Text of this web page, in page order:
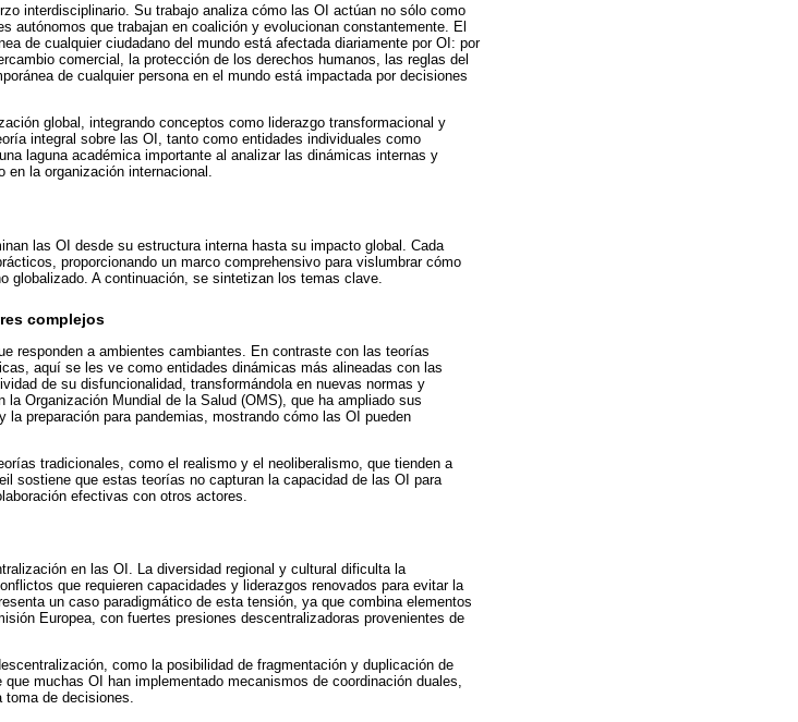
interdisciplinario. Su trabajo analiza cómo las OI actúan no sólo como
autónomos que trabajan en coalición y evolucionan constantemente. El
de cualquier ciudadano del mundo está afectada diariamente por OI: por
comercial, la protección de los derechos humanos, las reglas del
de cualquier persona en el mundo está impactada por decisiones
global, integrando conceptos como liderazgo transformacional y
integral sobre las OI, tanto como entidades individuales como
laguna académica importante al analizar las dinámicas internas y
la organización internacional.
las OI desde su estructura interna hasta su impacto global. Cada
proporcionando un marco comprehensivo para vislumbrar cómo
globalizado. A continuación, se sintetizan los temas clave.
complejos
responden a ambientes cambiantes. En contraste con las teorías
aquí se les ve como entidades dinámicas más alineadas con las
de su disfuncionalidad, transformándola en nuevas normas y
Organización Mundial de la Salud (OMS), que ha ampliado sus
preparación para pandemias, mostrando cómo las OI pueden
tradicionales, como el realismo y el neoliberalismo, que tienden a
sostiene que estas teorías no capturan la capacidad de las OI para
efectivas con otros actores.
en las OI. La diversidad regional y cultural dificulta la
que requieren capacidades y liderazgos renovados para evitar la
un caso paradigmático de esta tensión, ya que combina elementos
Europea, con fuertes presiones descentralizadoras provenientes de
como la posibilidad de fragmentación y duplicación de
muchas OI han implementado mecanismos de coordinación duales,
toma de decisiones.